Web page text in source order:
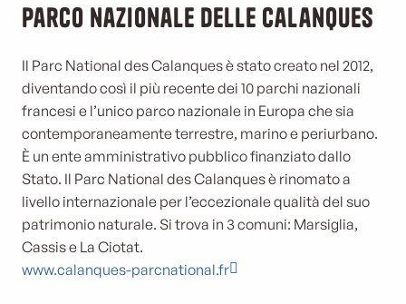
Parco nazionale delle Calanques
Il Parc National des Calanques è stato creato nel 2012,
diventando così il più recente dei 10 parchi nazionali
francesi e l’unico parco nazionale in Europa che sia
contemporaneamente terrestre, marino e periurbano.
È un ente amministrativo pubblico finanziato dallo
Stato. Il Parc National des Calanques è rinomato a
livello internazionale per l’eccezionale qualità del suo
patrimonio naturale. Si trova in 3 comuni: Marsiglia,
Cassis e La Ciotat.
www.calanques-parcnational.fr